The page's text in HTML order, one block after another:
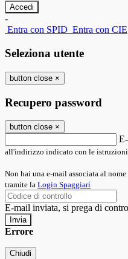
-
Entra con SPID Entra con CIE
Seleziona utente
button close ×
Recupero password
button close ×
all'indirizzo indicato con le istruzioni
Non hai una e-mail associata al
tramite la Login Spaggiari
E-mail inviata, si prega di
Errore
Chiudi